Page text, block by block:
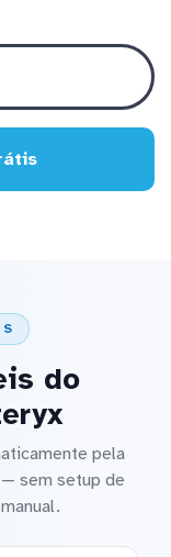
do
pela
— sem setup de